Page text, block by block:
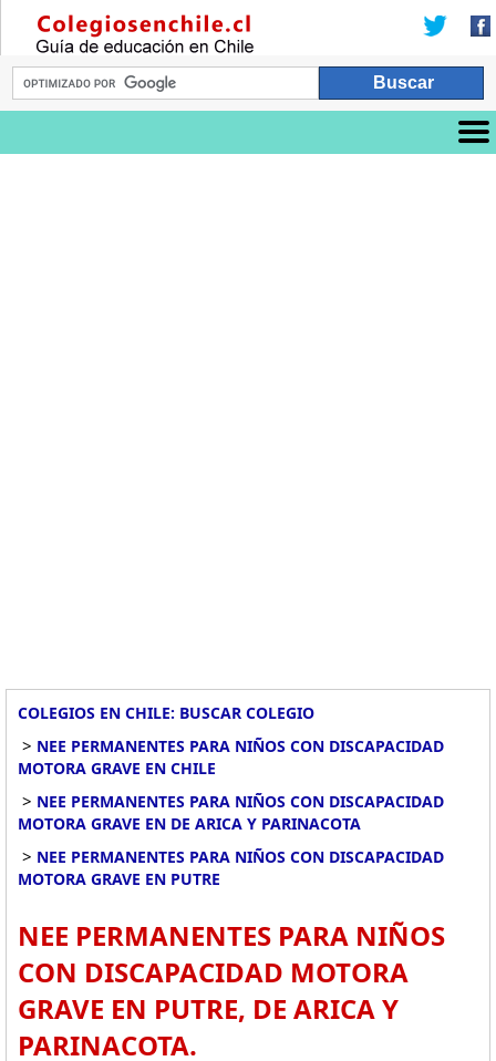
COLEGIOS EN CHILE: BUSCAR COLEGIO
> NEE PERMANENTES PARA NIÑOS CON DISCAPACIDAD
MOTORA GRAVE EN CHILE
> NEE PERMANENTES PARA NIÑOS CON DISCAPACIDAD
MOTORA GRAVE EN DE ARICA Y PARINACOTA
> NEE PERMANENTES PARA NIÑOS CON DISCAPACIDAD
MOTORA GRAVE EN PUTRE
NEE PERMANENTES PARA NIÑOS
CON DISCAPACIDAD MOTORA
GRAVE EN PUTRE, DE ARICA Y
PARINACOTA.